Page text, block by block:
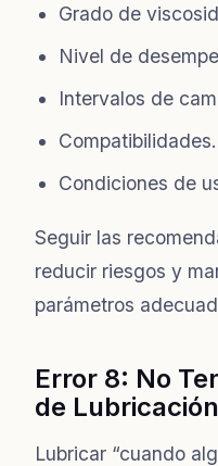
Grado de
Nivel de
Intervalos de
Compatibilidades.
Condiciones de
Seguir las
reducir riesgos y
parámetros
Error 8: No
de Lubricación
Lubricar “cuando